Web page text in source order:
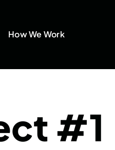
How We Work
#1